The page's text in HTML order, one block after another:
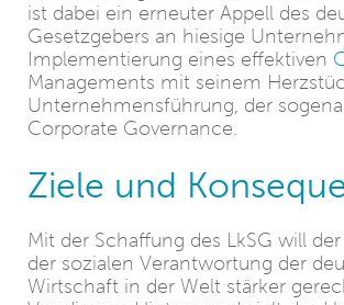
ist dabei ein erneuter Appell des
Gesetzgebers an hiesige
Implementierung eines effektiven
Managements mit seinem
Unternehmensführung, der
Corporate Governance.
Ziele und
Mit der Schaffung des LkSG will
der sozialen Verantwortung der
Wirtschaft in der Welt stärker